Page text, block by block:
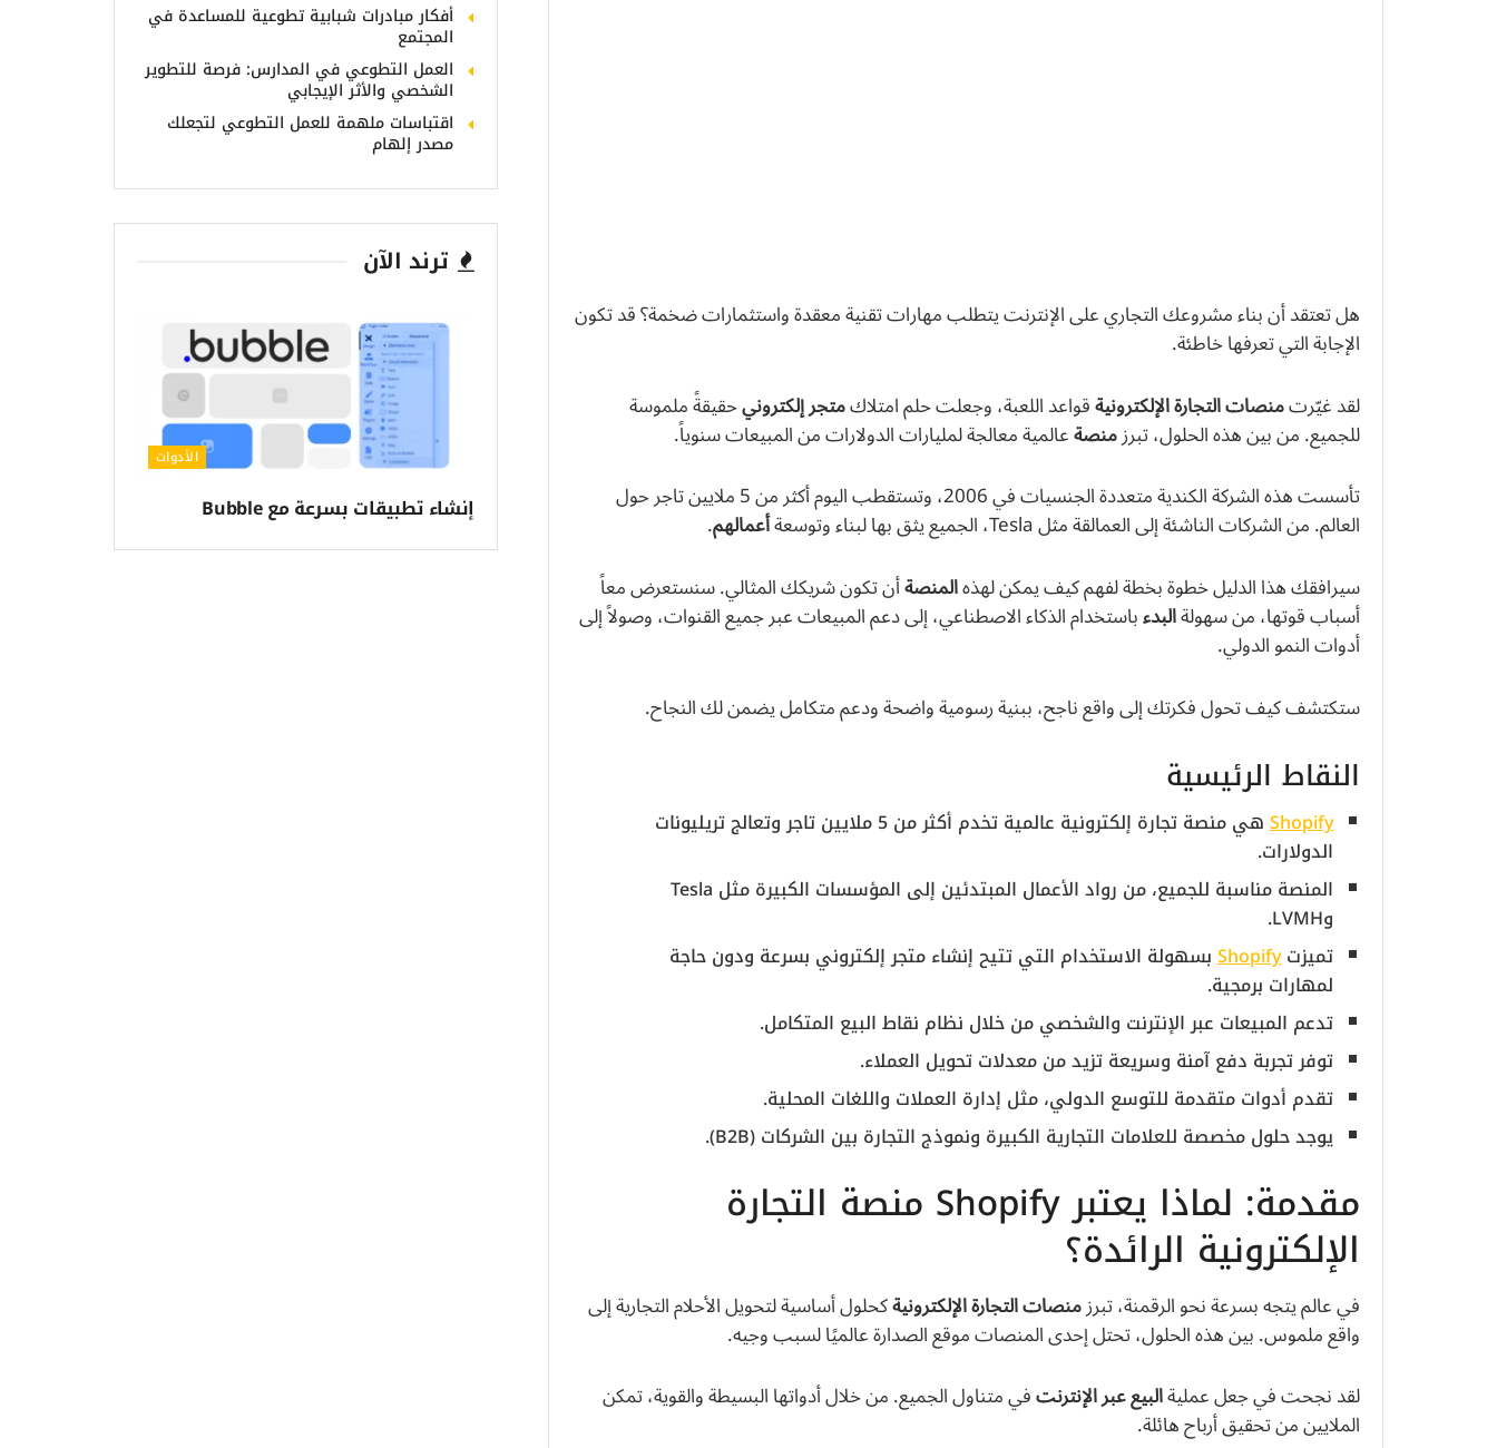
هل تعتقد أن بناء مشروعك التجاري على الإنترنت يتطلب مهارات تقنية معقدة واستثمارات ضخمة؟ قد تكون
الإجابة التي تعرفها خاطئة.
لقد غيّرتمنصات التجارة الإلكترونيةقواعد اللعبة، وجعلت حلم امتلاكمتجر إلكترونيحقيقةً ملموسة
للجميع. من بين هذه الحلول، تبرزمنصةعالمية معالجة لمليارات الدولارات من المبيعات سنوياً.
تأسست هذه الشركة الكندية متعددة الجنسيات في 2006، وتستقطب اليوم أكثر من 5 ملايين تاجر حول
العالم. من الشركات الناشئة إلى العمالقة مثل Tesla، الجميع يثق بها لبناء وتوسعة أعمالهم.
سيرافقك هذا الدليل خطوة بخطة لفهم كيف يمكن لهذهالمنصةأن تكون شريكك المثالي. سنستعرض معاً
أسباب قوتها، من سهولةالبدءباستخدام الذكاء الاصطناعي، إلى دعم المبيعات عبر جميع القنوات، وصولاً إلى
أدوات النمو الدولي.
ستكتشف كيف تحول فكرتك إلى واقع ناجح، ببنية رسومية واضحة ودعم متكامل يضمن لك النجاح.
النقاط الرئيسية
Shopify
هي منصة تجارة إلكترونية عالمية تخدم أكثر من 5 ملايين تاجر وتعالج تريليونات
الدولارات.
المنصة مناسبة للجميع، من رواد الأعمال المبتدئين إلى المؤسسات الكبيرة مثل Tesla
وLVMH.
تميزتShopifyبسهولة الاستخدام التي تتيح إنشاء متجر إلكتروني بسرعة ودون حاجة
لمهارات برمجية.
تدعم المبيعات عبر الإنترنت والشخصي من خلال نظام نقاط البيع المتكامل.
توفر تجربة دفع آمنة وسريعة تزيد من معدلات تحويل العملاء.
تقدم أدوات متقدمة للتوسع الدولي، مثل إدارة العملات واللغات المحلية.
يوجد حلول مخصصة للعلامات التجارية الكبيرة ونموذج التجارة بين الشركات (B2B).
مقدمة: لماذا يعتبر Shopify منصة التجارة
الإلكترونية الرائدة؟
في عالم يتجه بسرعة نحو الرقمنة، تبرزمنصات التجارة الإلكترونيةكحلول أساسية لتحويل الأحلام التجارية إلى
واقع ملموس. بين هذه الحلول، تحتل إحدى المنصات موقع الصدارة عالميًا لسبب وجيه.
لقد نجحت في جعل عمليةالبيع عبر الإنترنتفي متناول الجميع. من خلال أدواتها البسيطة والقوية، تمكن
الملايين من تحقيق أرباح هائلة.
أفكار مبادرات شبابية تطوعية للمساعدة في
المجتمع
العمل التطوعي في المدارس: فرصة للتطوير
الشخصي والأثر الإيجابي
اقتباسات ملهمة للعمل التطوعي لتجعلك
مصدر إلهام
ترند الآن
الأدوات
إنشاء تطبيقات بسرعة مع Bubble